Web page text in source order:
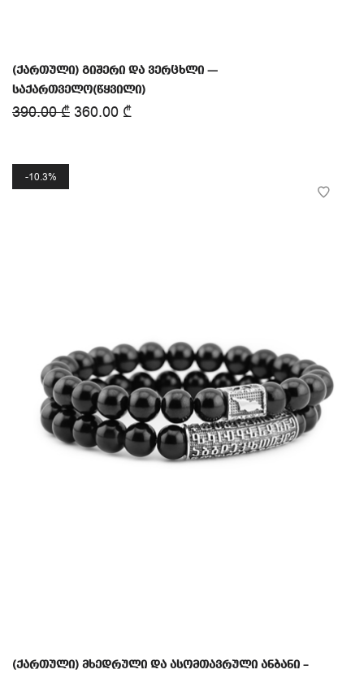
(ქართული) გიშერი და ვერცხლი —
საქართველო(წყვილი)
390.00₾ 360.00 ₾
10.3%
(ქართული) მხედრული და ასომთავრული ანბანი –